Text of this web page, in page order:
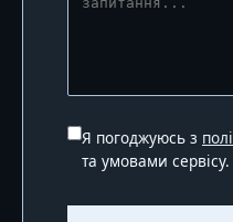
Я погоджуюсь з
та умовами сервісу.